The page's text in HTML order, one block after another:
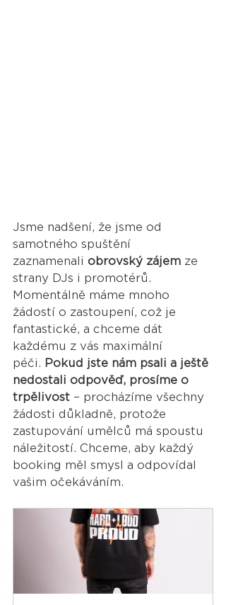
Jsme nadšení, že jsme od
samotného spuštění
zaznamenali obrovský zájem ze
strany DJs i promotérů.
Momentálně máme mnoho
žádostí o zastoupení, což je
fantastické, a chceme dát
každému z vás maximální
péči. Pokud jste nám psali a ještě
nedostali odpověď, prosíme o
trpělivost – procházíme všechny
žádosti důkladně, protože
zastupování umělců má spoustu
náležitostí. Chceme, aby každý
booking měl smysl a odpovídal
vašim očekáváním.